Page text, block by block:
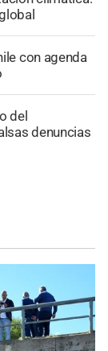
con agenda
del
denuncias